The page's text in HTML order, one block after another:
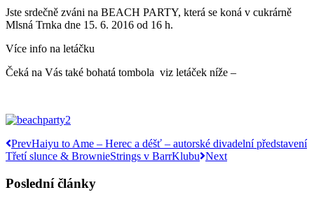
Jste srdečně zváni na BEACH PARTY, která se koná v cukrárně
Mlsná Trnka dne 15. 6. 2016 od 16 h.
Více info na letáčku
Čeká na Vás také bohatá tombola viz letáček níže –
PrevHaiyu to Ame – Herec a déšť – autorské divadelní představení
Třetí slunce & BrownieStrings v BarrKlubu Next
Poslední články